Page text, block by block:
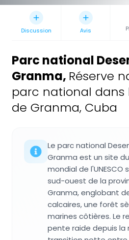
Discussion Avis
Parc national
Granma, Réserve
parc national dans
de Granma, Cuba
Le parc national
Granma est un site
mondial de l'UNESCO
sud-ouest de la
Granma, englobant
calcaires, une forêt
marines côtières. Le
pente raide depuis la